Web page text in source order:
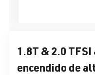
1.8T & 2.0 TFSI
encendido de